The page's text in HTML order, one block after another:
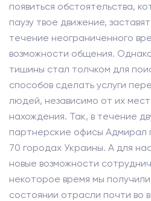
появиться обстоятельства,
паузу твое движение,
течение неограниченного
возможности общения.
тишины стал толчком для
способов сделать услуги
людей, независимо от их
нахождения. Так, в течение
партнерские офисы Адмирал
70 городах Украины. А для
новые возможности
некоторое время мы
состоянии отрасли почти во